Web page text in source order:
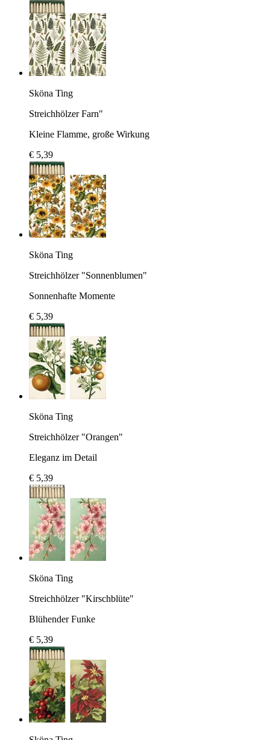
Sköna Ting
Streichhölzer Farn"
Kleine Flamme, große Wirkung
€ 5,39
Sköna Ting
Streichhölzer "Sonnenblumen"
Sonnenhafte Momente
€ 5,39
Sköna Ting
Streichhölzer "Orangen"
Eleganz im Detail
€ 5,39
Sköna Ting
Streichhölzer "Kirschblüte"
Blühender Funke
€ 5,39